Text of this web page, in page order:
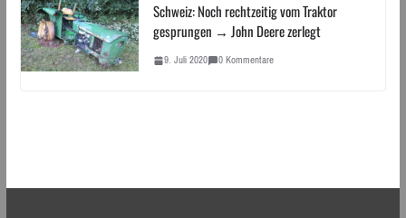
Schweiz: Noch rechtzeitig vom Traktor
gesprungen → John Deere zerlegt
9. Juli 2020 0 Kommentare